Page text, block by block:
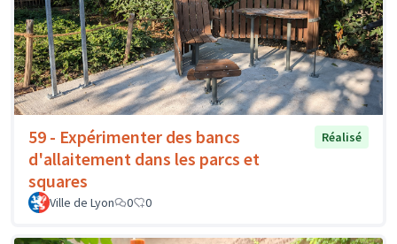
59 - Expérimenter des bancs
d'allaitement dans les parcs et
squares
Réalisé
Ville de Lyon 0 0